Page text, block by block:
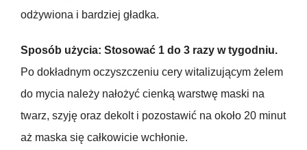
odżywiona i bardziej gładka.
Sposób użycia: Stosować 1 do 3 razy w tygodniu.
Po dokładnym oczyszczeniu cery witalizującym żelem
do mycia należy nałożyć cienką warstwę maski na
twarz, szyję oraz dekolt i pozostawić na około 20 minut
aż maska się całkowicie wchłonie.